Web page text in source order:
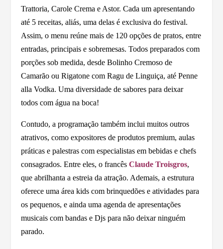
Trattoria, Carole Crema e Astor. Cada um apresentando
até 5 receitas, aliás, uma delas é exclusiva do festival.
Assim, o menu reúne mais de 120 opções de pratos, entre
entradas, principais e sobremesas. Todos preparados com
porções sob medida, desde Bolinho Cremoso de
Camarão ou Rigatone com Ragu de Linguiça, até Penne
alla Vodka. Uma diversidade de sabores para deixar
todos com água na boca!
Contudo, a programação também inclui muitos outros
atrativos, como expositores de produtos premium, aulas
práticas e palestras com especialistas em bebidas e chefs
consagrados. Entre eles, o francêsClaude Troisgros,
que abrilhanta a estreia da atração. Ademais, a estrutura
oferece uma área kids com brinquedões e atividades para
os pequenos, e ainda uma agenda de apresentações
musicais com bandas e Djs para não deixar ninguém
parado.